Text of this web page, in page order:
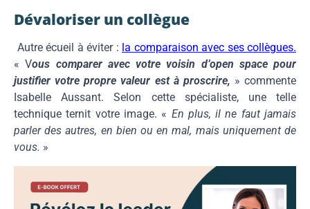
Dévaloriser un collègue
Autre écueil à éviter : la comparaison avec ses collègues.
« Vous comparer avec votre voisin d’open space pour
justifier votre propre valeur est à proscrire, » commente
Isabelle Aussant. Selon cette spécialiste, une telle
technique ternit votre image. « En plus, il ne faut jamais
parler des autres, en bien ou en mal, mais uniquement de
vous. »